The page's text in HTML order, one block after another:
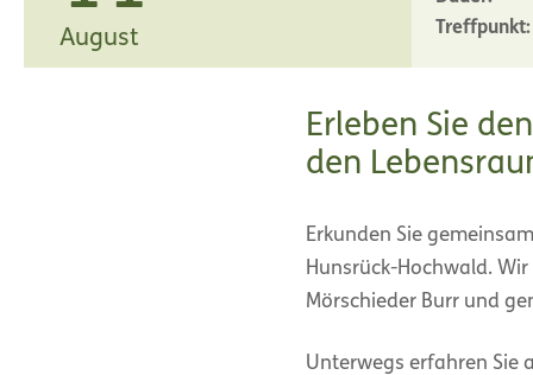
August
Treffpunkt:
Erleben Sie
den
Erkunden Sie
Hunsrück-Hochwald.
Mörschieder Burr und
Unterwegs erfahren Sie